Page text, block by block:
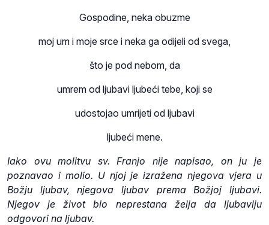
Gospodine, neka obuzme
moj um i moje srce i neka ga odijeli od svega,
što je pod nebom, da
umrem od ljubavi ljubeći tebe, koji se
udostojao umrijeti od ljubavi
ljubeći mene.
Iako ovu molitvu sv. Franjo nije napisao, on ju je
poznavao i molio. U njoj je izražena njegova vjera u
Božju ljubav, njegova ljubav prema Božjoj ljubavi.
Njegov je život bio neprestana želja da ljubavlju
odgovori na ljubav.